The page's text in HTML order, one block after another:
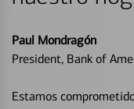
Paul Mondragón
President, Bank of
Estamos